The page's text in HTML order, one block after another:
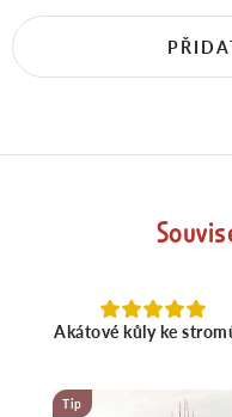
Akátové kůly ke
Tip